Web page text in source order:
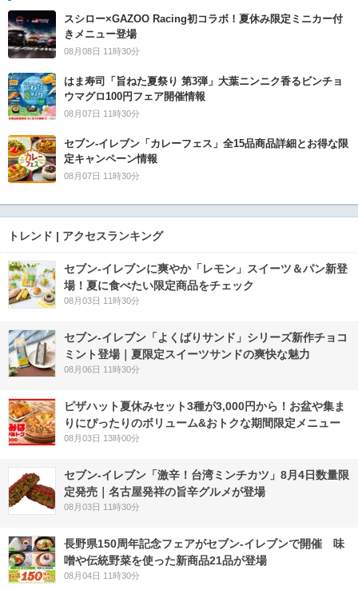
スシロー×GAZOO Racing初コラボ！夏休み限定ミニカー付
きメニュー登場
08月08日 11時30分
はま寿司「旨ねた夏祭り 第3弾」大葉ニンニク香るビンチョ
ウマグロ100円フェア開催情報
08月07日 11時30分
セブン‐イレブン「カレーフェス」全15品商品詳細とお得な限
定キャンペーン情報
08月07日 11時30分
トレンド | アクセスランキング
セブン‐イレブンに爽やか「レモン」スイーツ＆パン新登
場！夏に食べたい限定商品をチェック
08月03日 11時30分
セブン‐イレブン「よくばりサンド」シリーズ新作チョコ
ミント登場｜夏限定スイーツサンドの爽快な魅力
08月06日 11時30分
ピザハット夏休みセット3種が3,000円から！お盆や集ま
りにぴったりのボリューム&おトクな期間限定メニュー
08月03日 13時00分
セブン-イレブン「激辛！台湾ミンチカツ」8月4日数量限
定発売｜名古屋発祥の旨辛グルメが登場
08月03日 11時30分
長野県150周年記念フェアがセブン-イレブンで開催 味
噌や伝統野菜を使った新商品21品が登場
08月04日 11時30分